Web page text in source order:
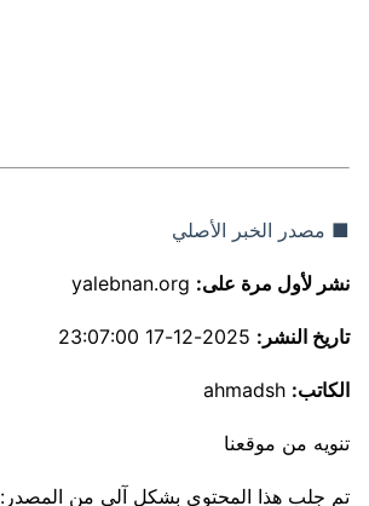
■ مصدر الخبر الأصلي
نشر لأول مرة على: yalebnan.org
تاريخ النشر: 2025-12-17 23:07:00
الكاتب: ahmadsh
تنويه من موقعنا
تم جلب هذا المحتوى بشكل آلي من المصدر: